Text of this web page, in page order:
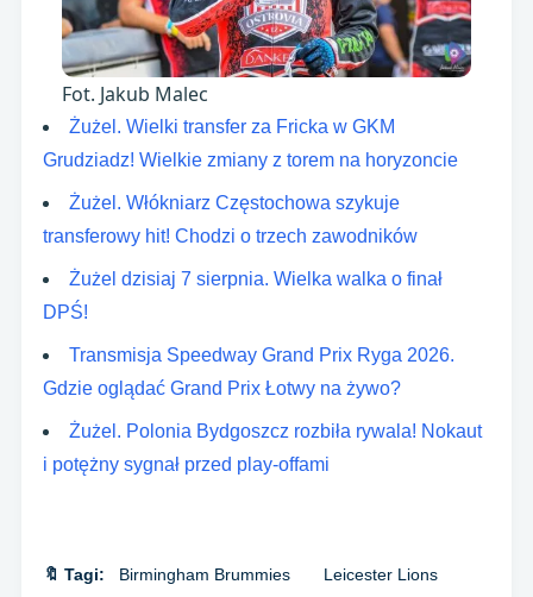
Fot. Jakub Malec
Żużel. Wielki transfer za Fricka w GKM
Grudziadz! Wielkie zmiany z torem na horyzoncie
Żużel. Włókniarz Częstochowa szykuje
transferowy hit! Chodzi o trzech zawodników
Żużel dzisiaj 7 sierpnia. Wielka walka o finał
DPŚ!
Transmisja Speedway Grand Prix Ryga 2026.
Gdzie oglądać Grand Prix Łotwy na żywo?
Żużel. Polonia Bydgoszcz rozbiła rywala! Nokaut
i potężny sygnał przed play-offami
🔖 Tagi: Birmingham Brummies
Leicester Lions